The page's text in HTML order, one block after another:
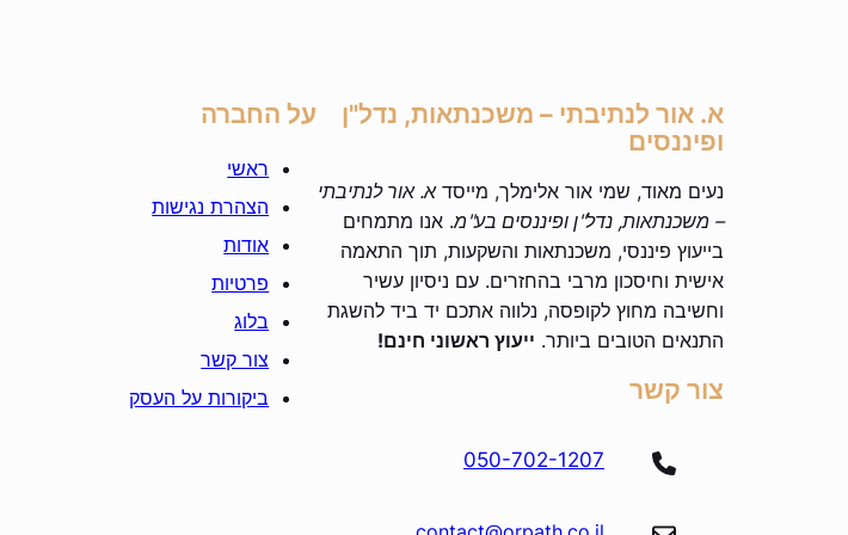
א. אור לנתיבתי – משכנתאות, נדל"ן
ופיננסים
נעים מאוד, שמי אור אלימלך, מייסדא. אור לנתיבתי
– משכנתאות, נדל"ן ופיננסים בע"מ. אנו מתמחים
בייעוץ פיננסי, משכנתאות והשקעות, תוך התאמה
אישית וחיסכון מרבי בהחזרים. עם ניסיון עשיר
וחשיבה מחוץ לקופסה, נלווה אתכם יד ביד להשגת
התנאים הטובים ביותר. ייעוץ ראשוני חינם!
צור קשר
050-702-1207
על החברה
ראשי
הצהרת נגישות
אודות
פרטיות
בלוג
צור קשר
ביקורות על העסק